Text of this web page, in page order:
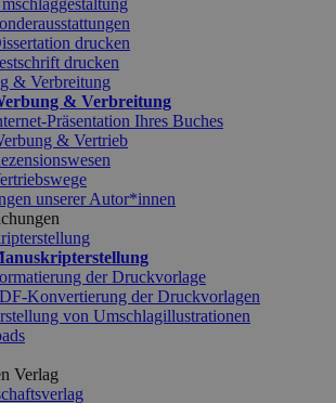
drucken
drucken
& Verbreitung
& Verbreitung
Präsentation Ihres Buches
& Vertrieb
unserer Autor*innen
der Druckvorlage
Konvertierung der Druckvorlagen
von Umschlagillustrationen
Verlag